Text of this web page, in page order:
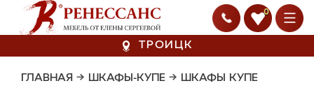
0
ТРОИЦК
ГЛАВНАЯ → ШКАФЫ-КУПЕ → ШКАФЫ КУПЕ